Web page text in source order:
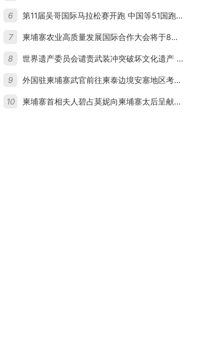
6 第11届吴哥国际马拉松赛开跑 中国等51国跑者齐聚暹粒
7 柬埔寨农业高质量发展国际合作大会将于8月20日举行
8 世界遗产委员会谴责武装冲突破坏文化遗产 柬埔寨呼吁依法追责并加强国际合作
9 外国驻柬埔寨武官前往柬泰边境安塞地区考察 柬方介绍“危险握手”事件及边境情况
10 柬埔寨首相夫人碧占莫妮向柬埔寨太后呈献世界女童军“卓越领袖奖”